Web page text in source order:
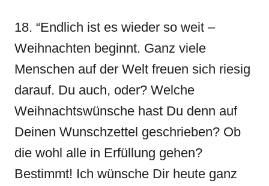
18. “Endlich ist es wieder so weit –
Weihnachten beginnt. Ganz viele
Menschen auf der Welt freuen sich riesig
darauf. Du auch, oder? Welche
Weihnachtswünsche hast Du denn auf
Deinen Wunschzettel geschrieben? Ob
die wohl alle in Erfüllung gehen?
Bestimmt! Ich wünsche Dir heute ganz